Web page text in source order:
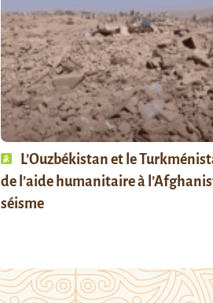
L’Ouzbékistan et le
de l’aide humanitaire à
séisme